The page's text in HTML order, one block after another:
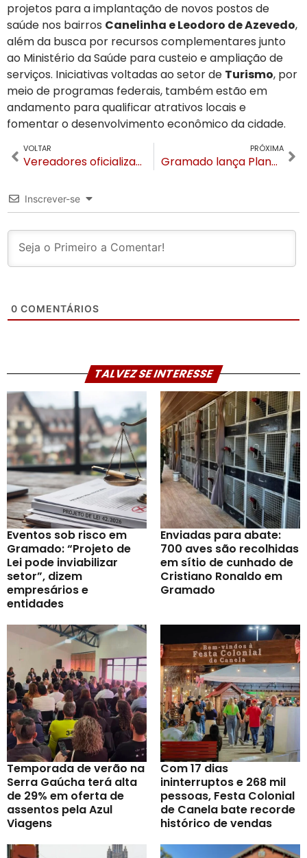
projetos para a implantação de novos postos de
saúde nos bairros Canelinha e Leodoro de Azevedo,
além da busca por recursos complementares junto
ao Ministério da Saúde para custeio e ampliação de
serviços. Iniciativas voltadas ao setor de Turismo, por
meio de programas federais, também estão em
andamento para qualificar atrativos locais e
fomentar o desenvolvimento econômico da cidade.
VOLTAR
Vereadores oficializam entrega de emenda no valor de R$ 490 mil para Gramado
PRÓXIMA
Gramado lança Plano de Desenvolvimento Estratégico com foco na comunidade para 15 anos
Inscrever-se
0 COMENTÁRIOS
TALVEZ SE INTERESSE
Eventos sob risco em
Gramado: “Projeto de
Lei pode inviabilizar
setor”, dizem
empresários e
entidades
Enviadas para abate:
700 aves são recolhidas
em sítio de cunhado de
Cristiano Ronaldo em
Gramado
Temporada de verão na
Serra Gaúcha terá alta
de 29% em oferta de
assentos pela Azul
Viagens
Com 17 dias
ininterruptos e 268 mil
pessoas, Festa Colonial
de Canela bate recorde
histórico de vendas